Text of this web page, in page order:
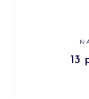
13